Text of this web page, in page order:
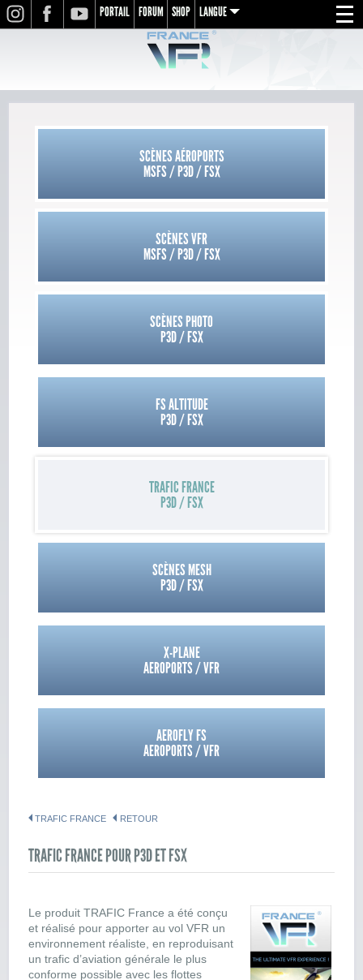
Menu
INSTAGRAMFACEBOOKYOUTUBE
PORTAIL FORUM SHOP LANGUE
de
SCÈNES AÉROPORTS
MSFS / P3D / FSX
SCÈNES VFR
MSFS / P3D / FSX
SCÈNES PHOTO
P3D / FSX
FS ALTITUDE
P3D / FSX
TRAFIC FRANCE
P3D / FSX
SCÈNES MESH
P3D / FSX
X-PLANE
AEROPORTS / VFR
AEROFLY FS
AEROPORTS / VFR
TRAFIC FRANCE RETOUR
TRAFIC FRANCE POUR P3D ET FSX
Le produit TRAFIC France a été conçu
et réalisé pour apporter au vol VFR un
environnement réaliste, en reproduisant
un trafic d’aviation générale le plus
conforme possible avec les flottes